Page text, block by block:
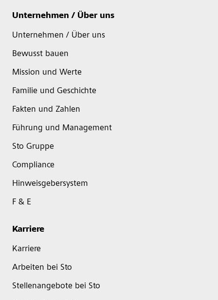
Unternehmen / Über uns
Unternehmen / Über uns
Bewusst bauen
Mission und Werte
Familie und Geschichte
Fakten und Zahlen
Führung und Management
Sto Gruppe
Compliance
Hinweisgebersystem
F & E
Karriere
Karriere
Arbeiten bei Sto
Stellenangebote bei Sto